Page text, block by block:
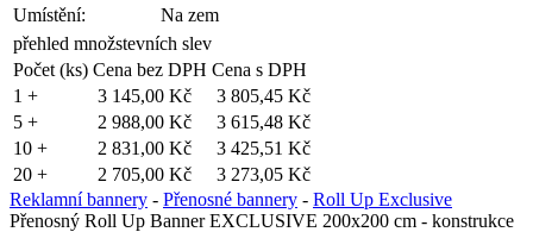
Umístění:
Na zem
přehled množstevních slev
Počet (ks) Cena bez DPH Cena s DPH
1 +
3 145,00 Kč
3 805,45 Kč
5 +
2 988,00 Kč
3 615,48 Kč
10 +
2 831,00 Kč
3 425,51 Kč
20 +
2 705,00 Kč
3 273,05 Kč
Reklamní bannery - Přenosné bannery - Roll Up Exclusive
Přenosný Roll Up Banner EXCLUSIVE 200x200 cm - konstrukce